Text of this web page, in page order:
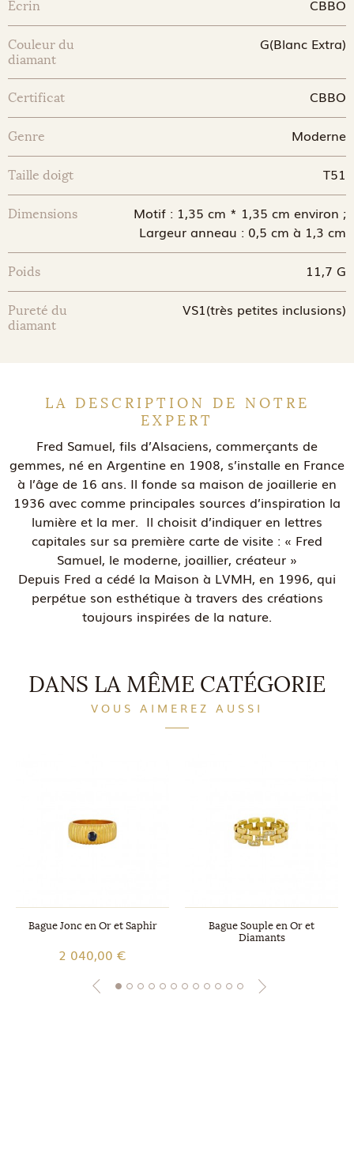
Ecrin CBBO
Couleur du
diamant
G(Blanc Extra)
Certificat CBBO
Genre Moderne
Taille doigt T51
Dimensions
Motif : 1,35 cm * 1,35 cm environ ;
Largeur anneau : 0,5 cm à 1,3 cm
Poids 11,7 G
Pureté du
diamant
VS1(très petites inclusions)
LA DESCRIPTION DE NOTRE
EXPERT
Fred Samuel, fils d’Alsaciens, commerçants de
gemmes, né en Argentine en 1908, s’installe en France
à l’âge de 16 ans. Il fonde sa maison de joaillerie en
1936 avec comme principales sources d’inspiration la
lumière et la mer. Il choisit d’indiquer en lettres
capitales sur sa première carte de visite : « Fred
Samuel, le moderne, joaillier, créateur »
Depuis Fred a cédé la Maison à LVMH, en 1996, qui
perpétue son esthétique à travers des créations
toujours inspirées de la nature.
DANS LA MÊME CATÉGORIE
VOUS AIMEREZ AUSSI
Bague Jonc en Or et Saphir
2 040,00 €
Bague Souple en Or et
Diamants